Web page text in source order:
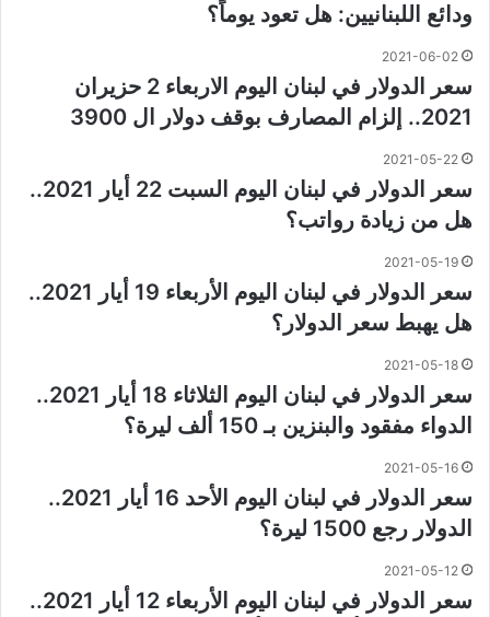
ودائع اللبنانيين: هل تعود يوماً؟
2021-06-02
سعر الدولار في لبنان اليوم الاربعاء 2 حزيران
2021.. إلزام المصارف بوقف دولار ال 3900
2021-05-22
سعر الدولار في لبنان اليوم السبت 22 أيار 2021..
هل من زيادة رواتب؟
2021-05-19
سعر الدولار في لبنان اليوم الأربعاء 19 أيار 2021..
هل يهبط سعر الدولار؟
2021-05-18
سعر الدولار في لبنان اليوم الثلاثاء 18 أيار 2021..
الدواء مفقود والبنزين بـ 150 ألف ليرة؟
2021-05-16
سعر الدولار في لبنان اليوم الأحد 16 أيار 2021..
الدولار رجع 1500 ليرة؟
2021-05-12
سعر الدولار في لبنان اليوم الأربعاء 12 أيار 2021..